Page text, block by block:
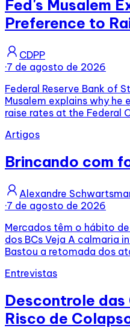
Fed's Musalem
Preference to
CDPP
·7 de agosto de 2026
Federal Reserve Bank of
Musalem explains why he
raise rates at the Federal
Artigos
Brincando com
Alexandre
·7 de agosto de 2026
Mercados têm o hábito
dos BCs Veja A calmaria
Bastou a retomada dos
Entrevistas
Descontrole das
Risco de